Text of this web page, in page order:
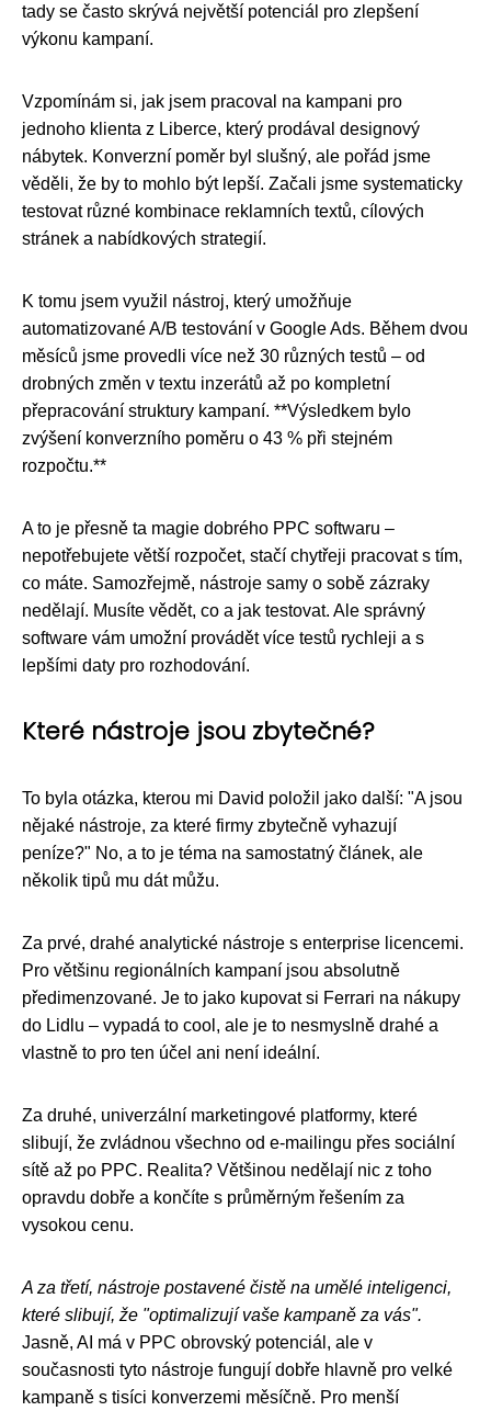
tady se často skrývá největší potenciál pro zlepšení
výkonu kampaní.
Vzpomínám si, jak jsem pracoval na kampani pro
jednoho klienta z Liberce, který prodával designový
nábytek. Konverzní poměr byl slušný, ale pořád jsme
věděli, že by to mohlo být lepší. Začali jsme systematicky
testovat různé kombinace reklamních textů, cílových
stránek a nabídkových strategií.
K tomu jsem využil nástroj, který umožňuje
automatizované A/B testování v Google Ads. Během dvou
měsíců jsme provedli více než 30 různých testů – od
drobných změn v textu inzerátů až po kompletní
přepracování struktury kampaní. **Výsledkem bylo
zvýšení konverzního poměru o 43 % při stejném
rozpočtu.**
A to je přesně ta magie dobrého PPC softwaru –
nepotřebujete větší rozpočet, stačí chytřeji pracovat s tím,
co máte. Samozřejmě, nástroje samy o sobě zázraky
nedělají. Musíte vědět, co a jak testovat. Ale správný
software vám umožní provádět více testů rychleji a s
lepšími daty pro rozhodování.
Které nástroje jsou zbytečné?
To byla otázka, kterou mi David položil jako další: "A jsou
nějaké nástroje, za které firmy zbytečně vyhazují
peníze?" No, a to je téma na samostatný článek, ale
několik tipů mu dát můžu.
Za prvé, drahé analytické nástroje s enterprise licencemi.
Pro většinu regionálních kampaní jsou absolutně
předimenzované. Je to jako kupovat si Ferrari na nákupy
do Lidlu – vypadá to cool, ale je to nesmyslně drahé a
vlastně to pro ten účel ani není ideální.
Za druhé, univerzální marketingové platformy, které
slibují, že zvládnou všechno od e-mailingu přes sociální
sítě až po PPC. Realita? Většinou nedělají nic z toho
opravdu dobře a končíte s průměrným řešením za
vysokou cenu.
A za třetí, nástroje postavené čistě na umělé inteligenci,
které slibují, že "optimalizují vaše kampaně za vás".
Jasně, AI má v PPC obrovský potenciál, ale v
současnosti tyto nástroje fungují dobře hlavně pro velké
kampaně s tisíci konverzemi měsíčně. Pro menší